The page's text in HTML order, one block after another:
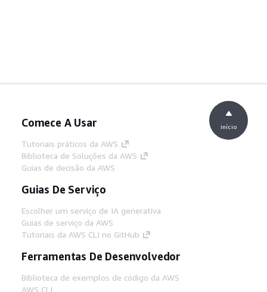
Comece A Usar
Tutoriais práticos da AWS
Biblioteca de Soluções da AWS
Guias de decisão da AWS
Guias De Serviço
Escolher um serviço de IA generativa
Guias de serviço da AWS
Tutoriais da AWS CLI no GitHub
Ferramentas De Desenvolvedor
Biblioteca de exemplos de código da AWS
AWS CLI
início